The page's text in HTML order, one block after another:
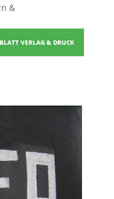
&
VERLAG & DRUCK